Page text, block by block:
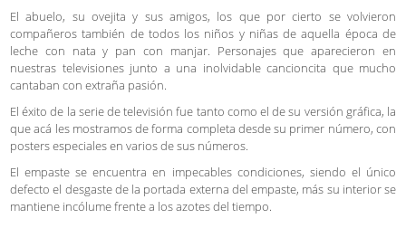
El abuelo, su ovejita y sus amigos, los que por cierto se volvieron
compañeros también de todos los niños y niñas de aquella época de
leche con nata y pan con manjar. Personajes que aparecieron en
nuestras televisiones junto a una inolvidable cancioncita que mucho
cantaban con extraña pasión.
El éxito de la serie de televisión fue tanto como el de su versión gráfica, la
que acá les mostramos de forma completa desde su primer número, con
posters especiales en varios de sus números.
El empaste se encuentra en impecables condiciones, siendo el único
defecto el desgaste de la portada externa del empaste, más su interior se
mantiene incólume frente a los azotes del tiempo.